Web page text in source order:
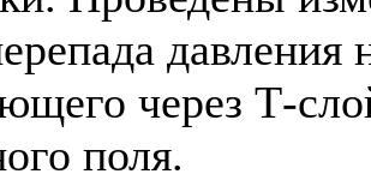
давления
через Т-
поля.